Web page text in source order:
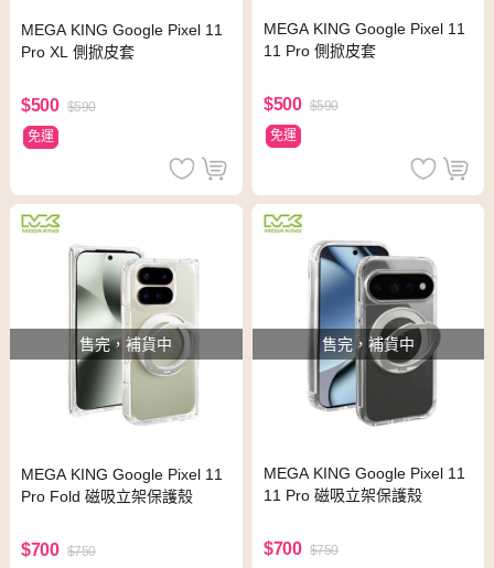
MEGA KING Google Pixel 11
Pro XL 側掀皮套
$500 $590
免運
MEGA KING Google Pixel 11
11 Pro 側掀皮套
$500 $590
免運
售完，補貨中
MEGA KING Google Pixel 11
Pro Fold 磁吸立架保護殼
$700 $750
售完，補貨中
MEGA KING Google Pixel 11
11 Pro 磁吸立架保護殼
$700 $750